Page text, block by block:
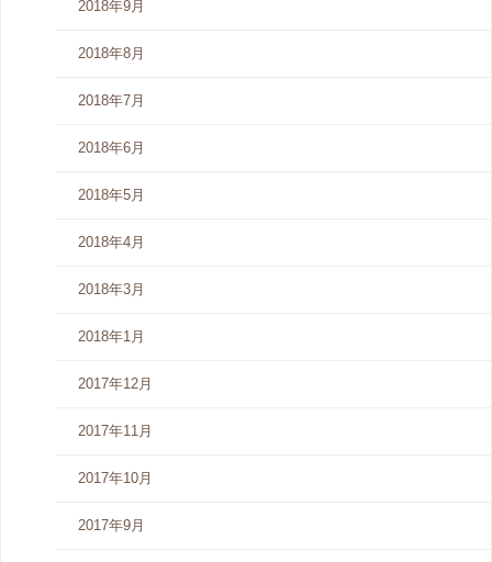
2018年9月
2018年8月
2018年7月
2018年6月
2018年5月
2018年4月
2018年3月
2018年1月
2017年12月
2017年11月
2017年10月
2017年9月